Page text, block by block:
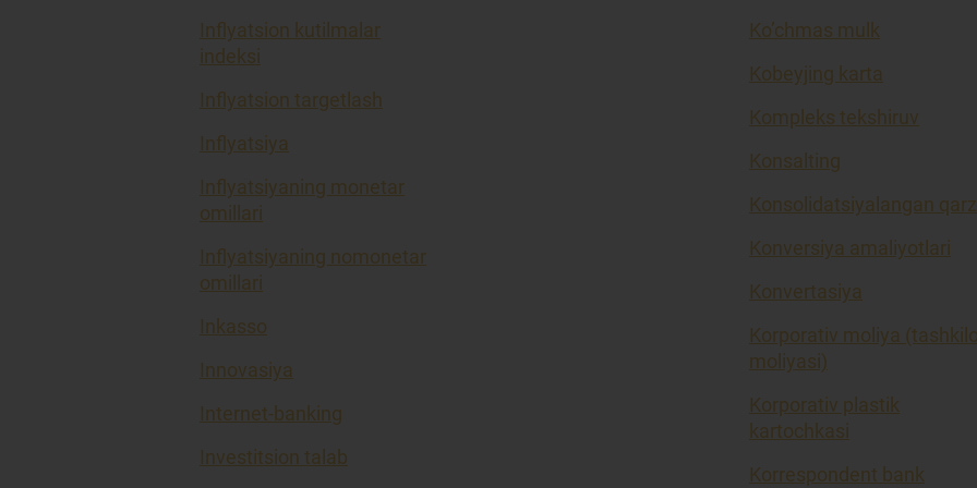
Inflyatsion kutilmalar
indeksi
Inflyatsion targetlash
Inflyatsiya
Inflyatsiyaning monetar
omillari
Inflyatsiyaning nomonetar
omillari
Inkasso
Innovasiya
Internet-banking
Investitsion talab
Ko’chmas mulk
Kobeyjing karta
Kompleks tekshiruv
Konsalting
Konsolidatsiyalangan qarz
Konversiya amaliyotlari
Konvertasiya
Korporativ moliya
moliyasi)
Korporativ plastik
kartochkasi
Korrespondent bank